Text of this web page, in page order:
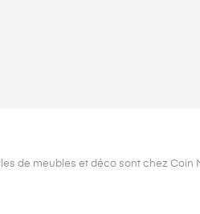
de meubles et déco sont chez Coin